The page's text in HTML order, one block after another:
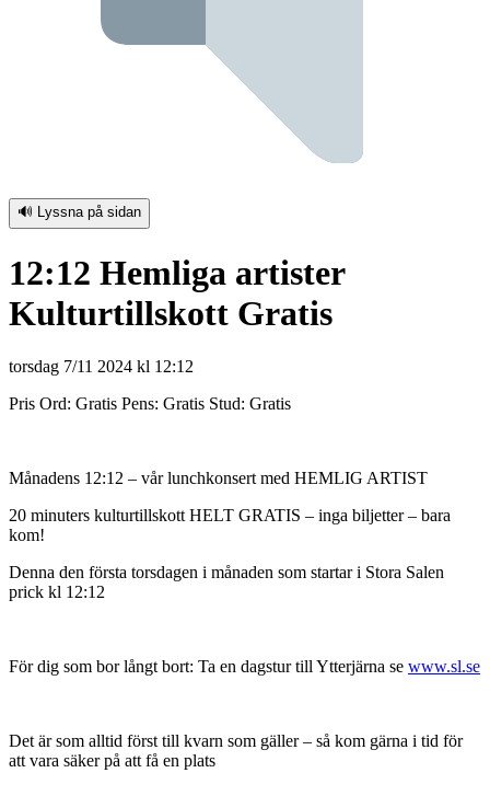
🔊 Lyssna på sidan
12:12 Hemliga artister
Kulturtillskott Gratis
torsdag 7/11 2024 kl 12:12
Pris Ord: Gratis Pens: Gratis Stud: Gratis
Månadens 12:12 – vår lunchkonsert med HEMLIG ARTIST
20 minuters kulturtillskott HELT GRATIS – inga biljetter – bara
kom!
Denna den första torsdagen i månaden som startar i Stora Salen
prick kl 12:12
För dig som bor långt bort: Ta en dagstur till Ytterjärna se www.sl.se
Det är som alltid först till kvarn som gäller – så kom gärna i tid för
att vara säker på att få en plats